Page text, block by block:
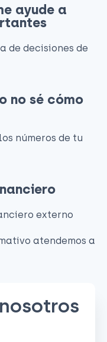
ayude a
de decisiones de
no sé cómo
números de tu
externo
atendemos a